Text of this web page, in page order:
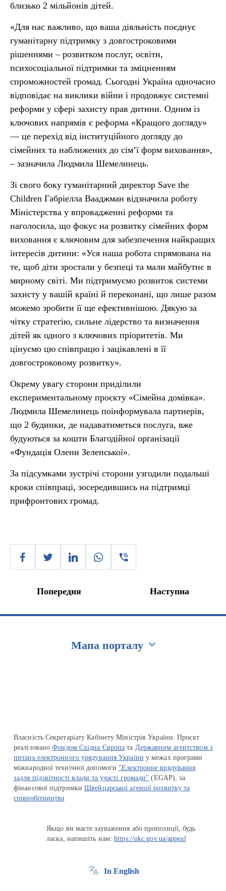
близько 2 мільйонів дітей.
«Для нас важливо, що ваша діяльність поєднує
гуманітарну підтримку з довгостроковими
рішеннями – розвитком послуг, освіти,
психосоціальної підтримки та зміцненням
спроможностей громад. Сьогодні Україна одночасно
відповідає на виклики війни і продовжує системні
реформи у сфері захисту прав дитини. Одним із
ключових напрямів є реформа «Кращого догляду»
— це перехід від інституційного догляду до
сімейних та наближених до сім’ї форм виховання»,
– зазначила Людмила Шемелинець.
Зі свого боку гуманітарний директор Save the
Children Габріелла Вааджман відзначила роботу
Міністерства у впровадженні реформи та
наголосила, що фокус на розвитку сімейних форм
виховання є ключовим для забезпечення найкращих
інтересів дитини: «Уся наша робота спрямована на
те, щоб діти зростали у безпеці та мали майбутнє в
мирному світі. Ми підтримуємо розвиток системи
захисту у вашій країні й переконані, що лише разом
можемо зробити її ще ефективнішою. Дякую за
чітку стратегію, сильне лідерство та визначення
дітей як одного з ключових пріоритетів. Ми
цінуємо цю співпрацю і зацікавлені в її
довгостроковому розвитку».
Окрему увагу сторони приділили
експериментальному проєкту «Сімейна домівка».
Людмила Шемелинець поінформувала партнерів,
що 2 будинки, де надаватиметься послуга, вже
будуються за кошти Благодійної організації
«Фундація Олени Зеленської».
За підсумками зустрічі сторони узгодили подальші
кроки співпраці, зосередившись на підтримці
прифронтових громад.
Попередня Наступна
Мапа порталу
Власність Секретаріату Кабінету Міністрів України. Проєкт
реалізованоФондом Східна Європа та Державним агентством з
питань електронного урядування України у межах програми
міжнародної технічної допомоги "Електронне врядування
задля підзвітності влади та участі громади" (EGAP), за
фінансової підтримкиШвейцарської агенції розвитку та
співробітництва
Якщо ви маєте зауваження або пропозиції, будь
ласка, напишіть нам:https://ukc.gov.ua/appeal
In English